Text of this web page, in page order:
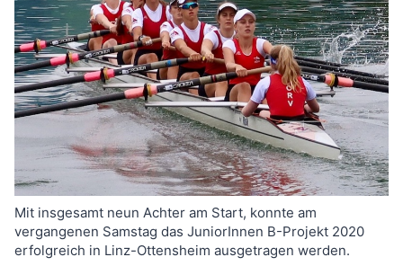
Mit insgesamt neun Achter am Start, konnte am
vergangenen Samstag das JuniorInnen B-Projekt 2020
erfolgreich in Linz-Ottensheim ausgetragen werden.